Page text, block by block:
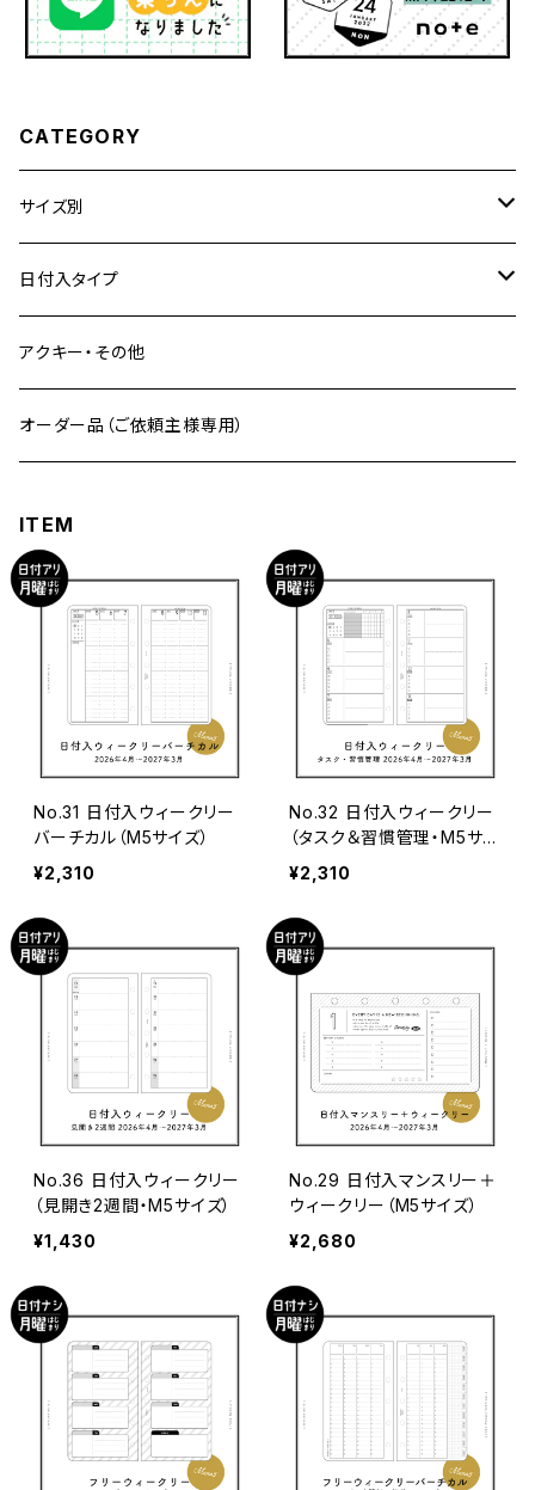
CATEGORY
サイズ別
A5サイズ
マンスリー
ウィークリー
バイブルサイズ
マンスリー
デイリー
ナローサイズ
ウィークリー
デイリー
その他
マンスリー
ウィークリー
その他
M5スクエアサイズ
マンスリー
ウィークリー
デイリー
その他
M5サイズ
ウィークリー
デイリー
HAPPY LOG
マンスリー
デイリー
日付入タイプ
A5サイズ
バイブルサイズ
ミニ6サイズ
M5スクエアサイズ
アクキー・その他
オーダー品（ご依頼主様専用）
ITEM
No.31 日付入ウィークリー
バーチカル（M5サイズ）
¥2,310
No.32 日付入ウィークリー
（タスク＆習慣管理・M5サイ
ズ）
¥2,310
No.36 日付入ウィークリー
（見開き2週間・M5サイズ）
¥1,430
No.29 日付入マンスリー＋
ウィークリー（M5サイズ）
¥2,680